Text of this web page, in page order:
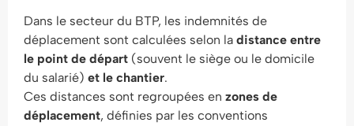
Dans le secteur du BTP, les indemnités de
déplacement sont calculées selon la distance entre
le point de départ (souvent le siège ou le domicile
du salarié) et le chantier.
Ces distances sont regroupées en zones de
déplacement, définies par les conventions